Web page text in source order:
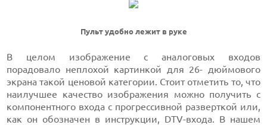
Пульт удобно лежит в руке
В целом изображение с аналоговых входов
порадовало неплохой картинкой для 26- дюймового
экрана такой ценовой категории. Стоит отметить то, что
наилучшее качество изображения можно получить с
компонентного входа с прогрессивной разверткой или,
как он обозначен в инструкции, DTV-входа. В нашем